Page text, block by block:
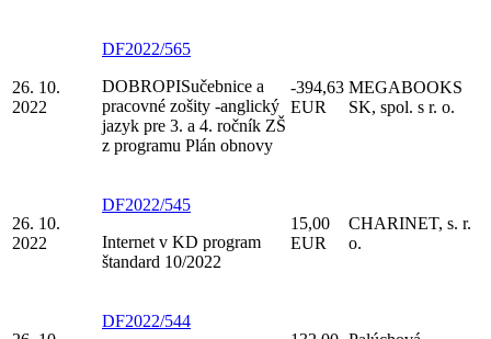
26. 10.
2022
DF2022/565
DOBROPISučebnice a
pracovné zošity -anglický
jazyk pre 3. a 4. ročník ZŠ
z programu Plán obnovy
-394,63
EUR
MEGABOOKS
SK, spol. s r. o.
26. 10.
2022
DF2022/545
Internet v KD program
štandard 10/2022
15,00
EUR
CHARINET, s. r.
o.
DF2022/544